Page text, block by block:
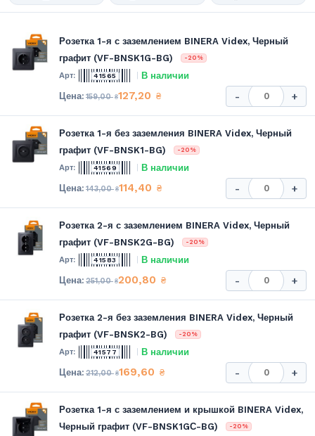
Розетка 1-я с заземлением BINERA Videx, Черный
графит (VF-BNSK1G-BG)
-20%
41565 В наличии
159,00₴127,20 ₴ - +
Розетка 1-я без заземления BINERA Videx, Черный
графит (VF-BNSK1-BG)
-20%
41569 В наличии
143,00₴114,40 ₴ - +
Розетка 2-я с заземлением BINERA Videx, Черный
графит (VF-BNSK2G-BG)
-20%
41583 В наличии
251,00₴200,80 ₴ - +
Розетка 2-я без заземления BINERA Videx, Черный
графит (VF-BNSK2-BG)
-20%
41577 В наличии
212,00₴169,60 ₴ - +
Розетка 1-я с заземлением и крышкой BINERA Videx,
Черный графит (VF-BNSK1GС-BG)
-20%